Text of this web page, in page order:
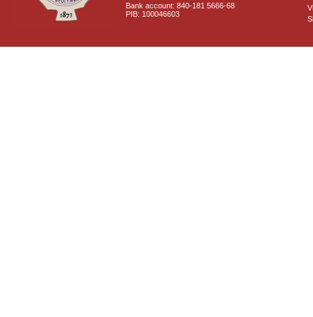
Bank account: 840-181 5666-68
PIB: 100046603